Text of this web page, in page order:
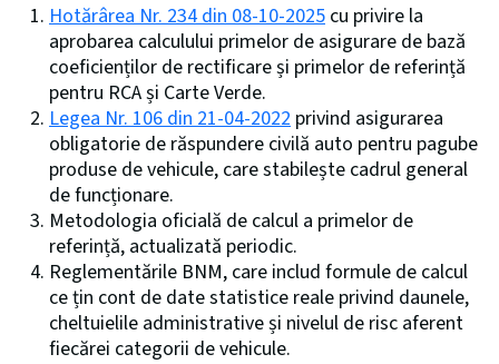
Hotărârea Nr. 234 din 08-10-2025 cu privire la
aprobarea calculului primelor de asigurare de bază
coeficienților de rectificare și primelor de referință
pentru RCA și Carte Verde.
Legea Nr. 106 din 21-04-2022 privind asigurarea
obligatorie de răspundere civilă auto pentru pagube
produse de vehicule, care stabilește cadrul general
de funcționare.
Metodologia oficială de calcul a primelor de
referință, actualizată periodic.
Reglementările BNM, care includ formule de calcul
ce țin cont de date statistice reale privind daunele,
cheltuielile administrative și nivelul de risc aferent
fiecărei categorii de vehicule.